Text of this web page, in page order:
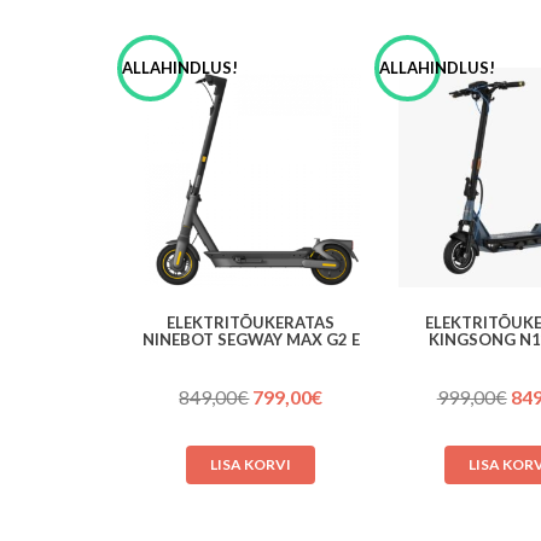
ALLAHINDLUS!
ELEKTRITÕUKERATAS
NINEBOT SEGWAY MAX G2 E
849,00€Algne
oli:
849,00€.
799,00€Praegune
LISA KORVI
ALLAHINDLUS!
KINGSONG
999,00€
oli:
LISA